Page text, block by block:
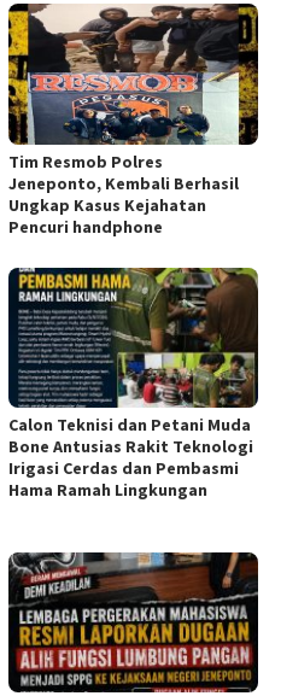
Tim Resmob Polres
Jeneponto, Kembali Berhasil
Ungkap Kasus Kejahatan
Pencuri handphone
Calon Teknisi dan Petani Muda
Bone Antusias Rakit Teknologi
Irigasi Cerdas dan Pembasmi
Hama Ramah Lingkungan